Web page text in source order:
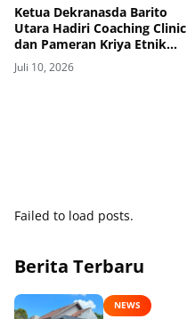
Ketua Dekranasda Barito
Utara Hadiri Coaching Clinic
dan Pameran Kriya Etnik
HUT ke-46 Dekranas di
Makassar
Juli 10, 2026
Failed to load posts.
Berita Terbaru
NEWS